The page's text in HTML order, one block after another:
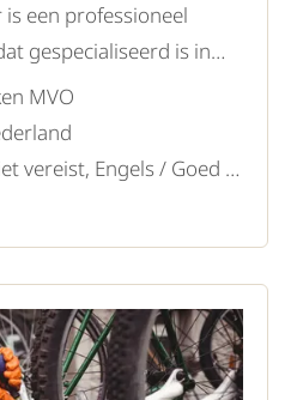
een professioneel
gespecialiseerd is in
in de regio Amsterdam,
en omgeving. Wij
schoonmaakmakers.
MVO
Nederlands / Niet vereist, Engels / Goed / Voldoende